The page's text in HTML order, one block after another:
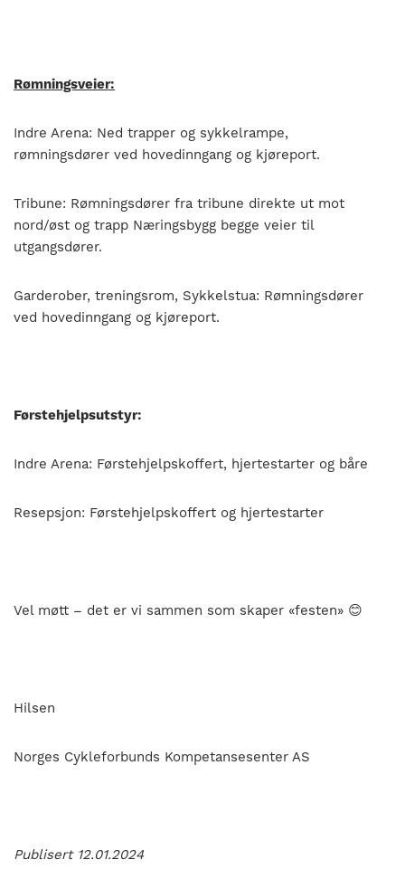
Rømningsveier:
Indre Arena: Ned trapper og sykkelrampe,
rømningsdører ved hovedinngang og kjøreport.
Tribune: Rømningsdører fra tribune direkte ut mot
nord/øst og trapp Næringsbygg begge veier til
utgangsdører.
Garderober, treningsrom, Sykkelstua: Rømningsdører
ved hovedinngang og kjøreport.
Førstehjelpsutstyr:
Indre Arena: Førstehjelpskoffert, hjertestarter og båre
Resepsjon: Førstehjelpskoffert og hjertestarter
Vel møtt – det er vi sammen som skaper «festen» 😊
Hilsen
Norges Cykleforbunds Kompetansesenter AS
Publisert 12.01.2024